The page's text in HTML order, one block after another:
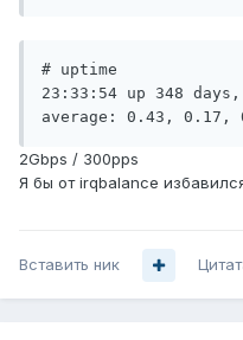
# uptime
23:33:54 up 348
2Gbps / 300pps
Я бы от irqbalance
Вставить ник